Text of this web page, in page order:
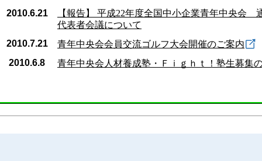
2010.6.21
【報告】 平成22年度全国中小企業青年中央会
代表者会議について
2010.7.21
青年中央会会員交流ゴルフ大会開催のご案内
2010.6.8
青年中央会人材養成塾・Ｆｉｇｈｔ！塾生募集